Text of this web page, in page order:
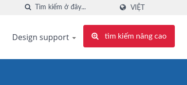
VIỆT
Design support tìm kiếm nâng cao